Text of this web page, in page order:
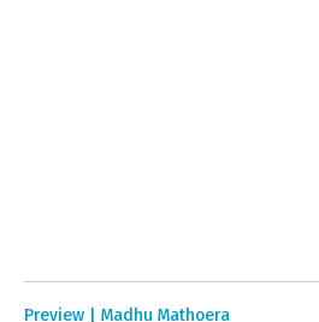
Preview | Madhu Mathoera